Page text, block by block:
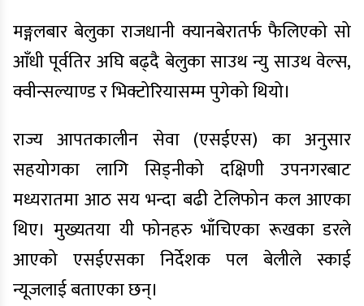
मङ्गलबार बेलुका राजधानी क्यानबेरातर्फ फैलिएको सो
आँधी पूर्वतिर अघि बढ्दै बेलुका साउथ न्यु साउथ वेल्स,
क्वीन्सल्याण्ड र भिक्टोरियासम्म पुगेको थियो।
राज्य आपतकालीन सेवा (एसईएस) का अनुसार
सहयोगका लागि सिड्नीको दक्षिणी उपनगरबाट
मध्यरातमा आठ सय भन्दा बढी टेलिफोन कल आएका
थिए। मुख्यतया यी फोनहरु भाँचिएका रूखका डरले
आएको एसईएसका निर्देशक पल बेलीले स्काई
न्यूजलाई बताएका छन्।